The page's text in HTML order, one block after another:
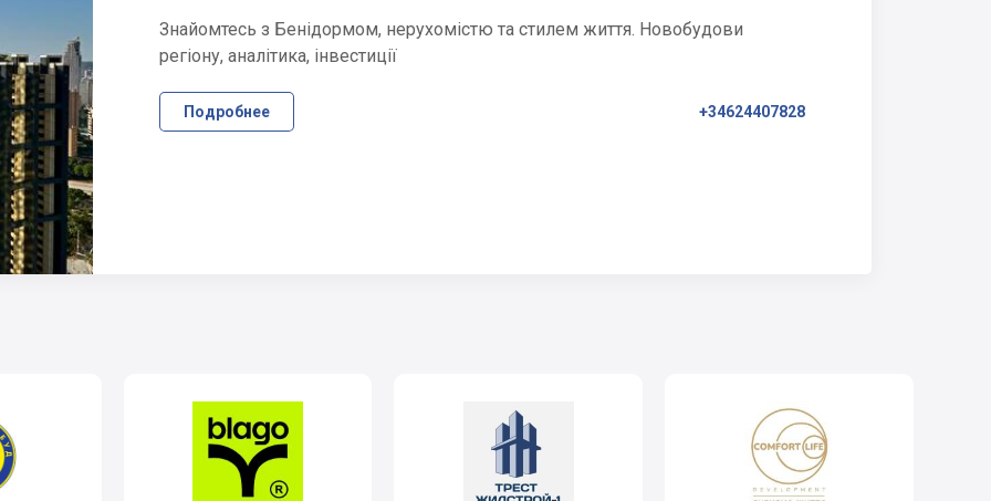
Знайомтесь з Бенідормом, нерухомістю та стилем життя. Новобудови
регіону, аналітика, інвестиції
Подробнее +34624407828